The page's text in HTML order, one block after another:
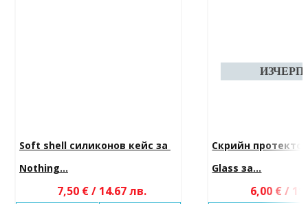
Soft shell силиконов кейс за
Nothing...
7,50 € / 14.67 лв.
Скрийн
Glass за...
6,00 € /